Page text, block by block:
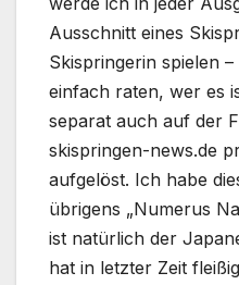
Ausschnitt eines
Skispringerin spielen
einfach raten, wer es
separat auch auf der
skispringen-news.de
aufgelöst. Ich habe
übrigens „Numerus
ist natürlich der
hat in letzter Zeit